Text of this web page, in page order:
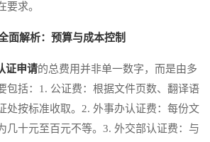
要求。
面解析：预算与成本控制
证申请的总费用并非单一数字，而是由多
包括：1. 公证费：根据文件页数、翻译语
处按标准收取。2. 外事办认证费：每份文
几十元至百元不等。3. 外交部认证费：与